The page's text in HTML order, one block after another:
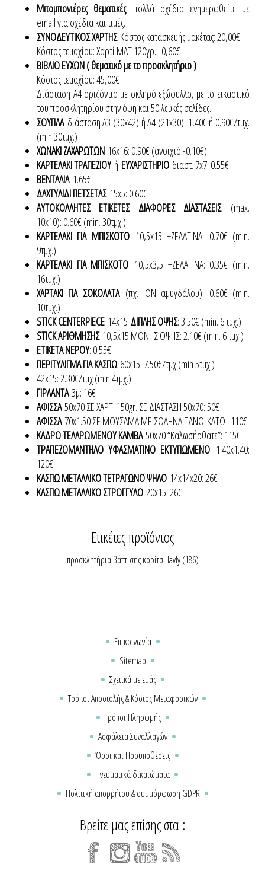
Μπομπονιέρες θεματικέςπολλά σχέδια ενημερωθείτε με
email για σχέδια και τιμές.
ΣΥΝΟΔΕΥΤΙΚΟΣ ΧΑΡΤΗΣ Κόστος κατασκευής μακέτας: 20,00€
Κόστος τεμαχίου: Χαρτί ΜΑΤ 120γρ. : 0,60€
ΒΙΒΛΙΟ ΕΥΧΩΝ ( θεματικό με το προσκλητήριο )
Κόστος τεμαχίου: 45,00€
Διάσταση Α4 οριζόντιο με σκληρό εξώφυλλο, με το εικαστικό
του προσκλητηρίου στην όψη και 50 λευκές σελίδες.
ΣΟΥΠΛΑδιάσταση Α3 (30x42) ή Α4 (21x30): 1,40€ ή 0.90€/τμχ.
(min 30τμχ.)
ΧΩΝΑΚΙ ΖΑΧΑΡΩΤΩΝ 16x16: 0.90€ (ανοιχτό -0.10€)
ΚΑΡΤΕΛΑΚΙ ΤΡΑΠΕΖΙΟΥή ΕΥΧΑΡΙΣΤΗΡΙΟ διαστ. 7x7: 0.55€
ΒΕΝΤΑΛΙΑ: 1.65€
ΔΑΧΤΥΛΙΔΙ ΠΕΤΣΕΤΑΣ15x5: 0.60€
ΑΥΤΟΚΟΛΛΗΤΕΣ ΕΤΙΚΕΤΕΣ ΔΙΑΦΟΡΕΣ ΔΙΑΣΤΑΣΕΙΣ(max.
10x10): 0.60€ (min. 30τμχ.)
ΚΑΡΤΕΛΑΚΙ ΓΙΑ ΜΠΙΣΚΟΤΟ10,5x15 +ΖΕΛΑΤΙΝΑ: 0.70€ (min.
9τμχ.)
ΚΑΡΤΕΛΑΚΙ ΓΙΑ ΜΠΙΣΚΟΤΟ 10,5x3,5 +ΖΕΛΑΤΙΝΑ: 0.35€ (min.
16τμχ.)
ΧΑΡΤΑΚΙ ΓΙΑ ΣΟΚΟΛΑΤΑ(πχ. ΙΟΝ αμυγδάλου): 0.60€ (min.
10τμχ.)
STICK CENTERPIECE 14x15 ΔΙΠΛΗΣ ΟΨΗΣ: 3.50€ (min. 6 τμχ.)
STICK ΑΡΙΘΜΗΣΗΣ10,5x15 ΜΟΝΗΣ ΟΨΗΣ: 2.10€ (min. 6 τμχ.)
ΕΤΙΚΕΤΑ ΝΕΡΟΥ: 0.55€
ΠΕΡΙΤΥΛΙΓΜΑ ΓΙΑ ΚΑΣΠΩ 60x15: 7.50€/τμχ (min 5τμχ.)
42x15: 2.30€/τμχ (min 4τμχ.)
ΓΙΡΛΑΝΤΑ3μ: 16€
ΑΦΙΣΣΑ50x70 ΣΕ ΧΑΡΤΙ 150gr. ΣΕ ΔΙΑΣΤΑΣΗ 50x70: 50€
ΑΦΙΣΣΑ70x1.50 ΣΕ ΜΟΥΣΑΜΑ ΜΕ ΣΩΛΗΝΑ ΠΑΝΩ-ΚΑΤΩ : 110€
ΚΑΔΡΟ ΤΕΛΑΡΩΜΕΝΟΥ ΚΑΜΒΑ50x70 “Καλωσήρθατε”: 115€
ΤΡΑΠΕΖΟΜΑΝΤΗΛΟ ΥΦΑΣΜΑΤΙΝΟ ΕΚΤΥΠΩΜΕΝΟ1.40x1.40:
120€
ΚΑΣΠΩ ΜΕΤΑΛΛΙΚΟ ΤΕΤΡΑΓΩΝΟ ΨΗΛΟ 14x14x20: 26€
ΚΑΣΠΩ ΜΕΤΑΛΛΙΚΟ ΣΤΡΟΓΓΥΛΟ 20x15: 26€
Ετικέτες προϊόντος
προσκλητήρια βάπτισης κορίτσι lavly (186)
Επικοινωνία
Sitemap
Σχετικά με εμάς
Τρόποι Αποστολής & Κόστος Μεταφορικών
Τρόποι Πληρωμής
Ασφάλεια Συναλλαγών
Όροι και Προϋποθέσεις
Πνευματικά δικαιώματα
Πολιτική απορρήτου & συμμόρφωση GDPR
Βρείτε μας επίσης στα :